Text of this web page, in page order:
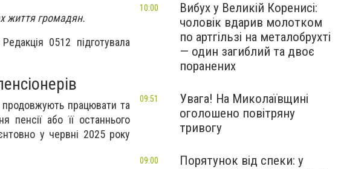
життя громадян.
0512 підготувала
продовжують працювати та
пенсії або її останнього
у червні 2025 року
Вибух у Великій Коренисі:
чоловік вдарив молотком
по артгільзі на металобрухті
— один загиблий та двоє
поранених
10:00
Увага! На Миколаївщині
оголошено повітряну
тривогу
09:51
Порятунок від спеки: у
09:00